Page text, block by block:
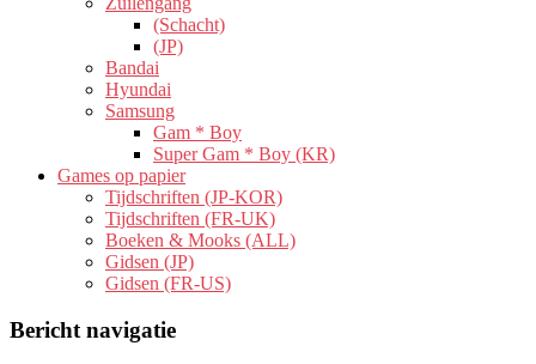
(Schacht)
(JP)
Bandai
Hyundai
Samsung
Gam * Boy
Super Gam * Boy (KR)
Games op papier
Tijdschriften (JP-KOR)
Tijdschriften (FR-UK)
Boeken & Mooks (ALL)
Gidsen (JP)
Gidsen (FR-US)
Bericht navigatie